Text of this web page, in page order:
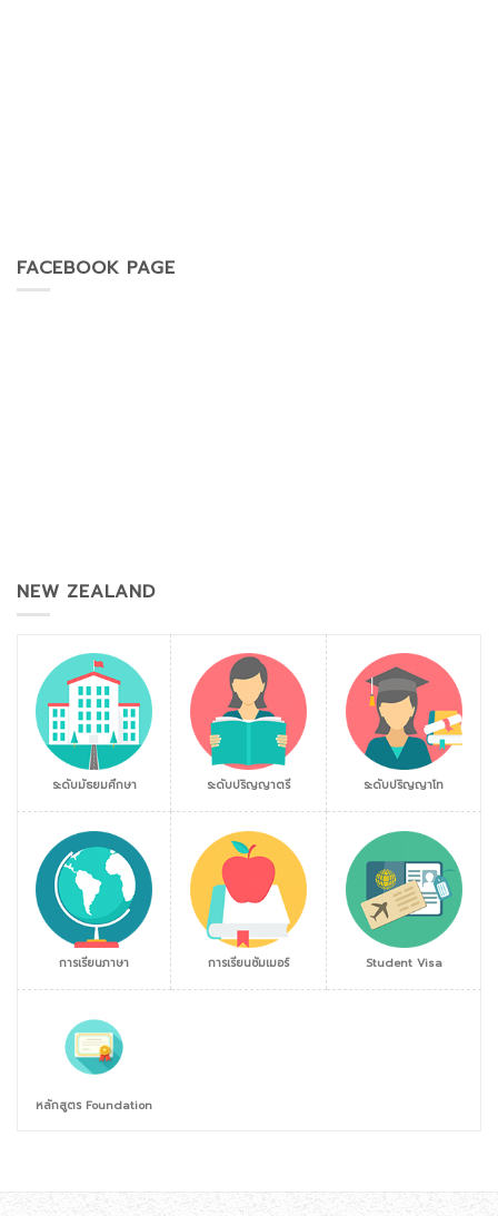
FACEBOOK PAGE
NEW ZEALAND
ระดับมัธยมศึกษา ระดับปริญญาตรี ระดับปริญญาโท
การเรียนภาษา การเรียนซัมเมอร์ Student Visa
หลักสูตร Foundation